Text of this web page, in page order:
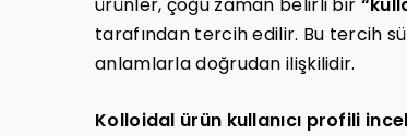
ürünler, çoğu zaman belirli bir
tarafından tercih edilir. Bu tercih
anlamlarla doğrudan ilişkilidir.
Kolloidal ürün kullanıcı profili